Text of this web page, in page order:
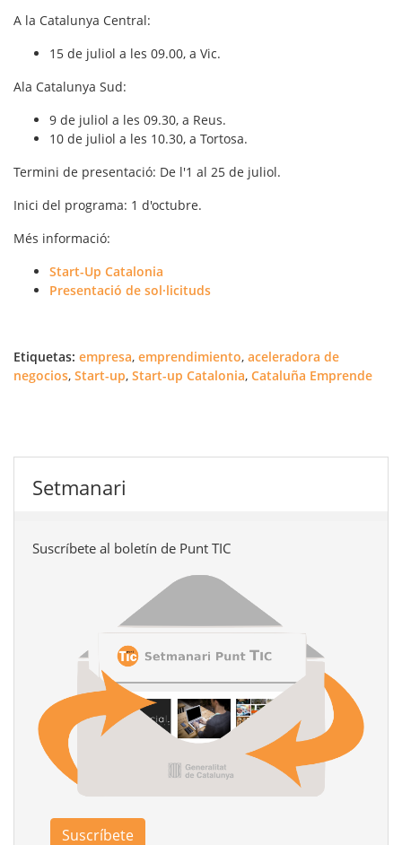
A la Catalunya Central:
15 de juliol a les 09.00, a Vic.
Ala Catalunya Sud:
9 de juliol a les 09.30, a Reus.
10 de juliol a les 10.30, a Tortosa.
Termini de presentació: De l'1 al 25 de juliol.
Inici del programa: 1 d'octubre.
Més informació:
Start-Up Catalonia
Presentació de sol·licituds
Etiquetas: empresa, emprendimiento, aceleradora de
negocios, Start-up, Start-up Catalonia, Cataluña Emprende
Setmanari
Suscríbete al boletín de Punt TIC
Suscríbete